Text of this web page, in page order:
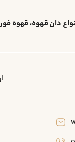
دان قهوه، قهوه